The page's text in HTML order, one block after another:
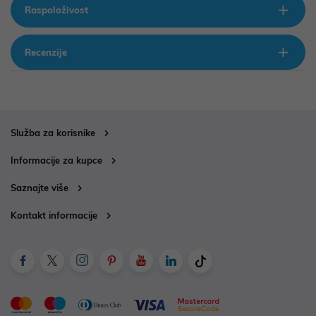
Raspoloživost
Recenzije
Služba za korisnike
Informacije za kupce
Saznajte više
Kontakt informacije